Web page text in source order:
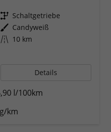
Getriebe Schaltgetriebe
Außenfarbe Candyweiß
Kilometerstand 10 km
Details
l/100km
km